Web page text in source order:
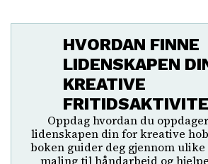
HVORDAN FINNE
LIDENSKAPEN
KREATIVE
Oppdag hvordan du
lidenskapen din for kreative
boken guider deg gjennom
maling til håndarbeid og